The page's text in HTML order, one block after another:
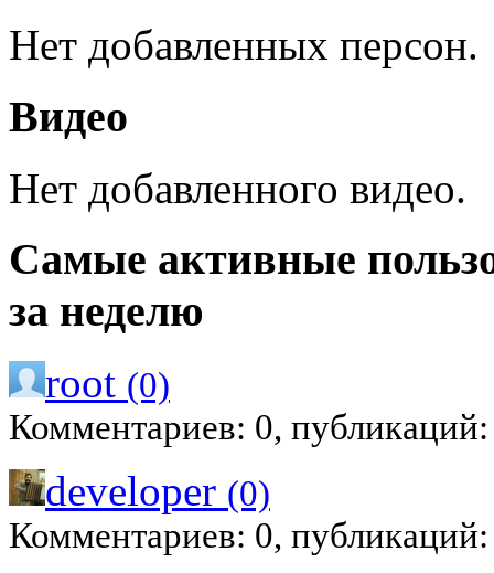
Нет добавленных персон.
Видео
Нет добавленного видео.
Самые активные
за неделю
root (0)
Комментариев: 0,
developer (0)
Комментариев: 0,